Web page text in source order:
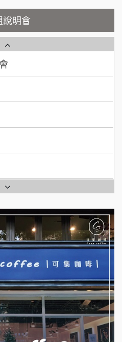
台北市
高雄市
檯
人員(台中市)
師
說明會
說明會
會
明會
明會